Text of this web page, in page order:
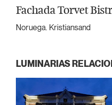
Fachada Torvet
Noruega. Kristiansand
LUMINARIAS